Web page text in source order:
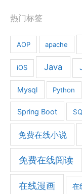
热门标签
AOP apache
iOS Java
Mysql Python
Spring Boot
免费在线小说
免费在线阅读
在线漫画 在